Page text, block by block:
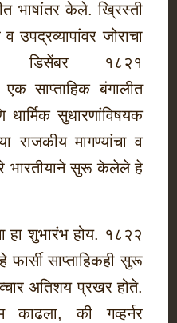
भाषांतर केले. ख्रिस्ती
व उपद्रव्यापांवर जोराचा
१८२१
साप्ताहिक बंगालीत
सुधारणांविषयक
राजकीय मागण्यांचा व
भारतीयाने सुरू केलेले हे
हा शुभारंभ होय. १८२२
फार्सी साप्ताहिकही सुरू
अतिशय प्रखर होते.
काढला, की गव्हर्नर